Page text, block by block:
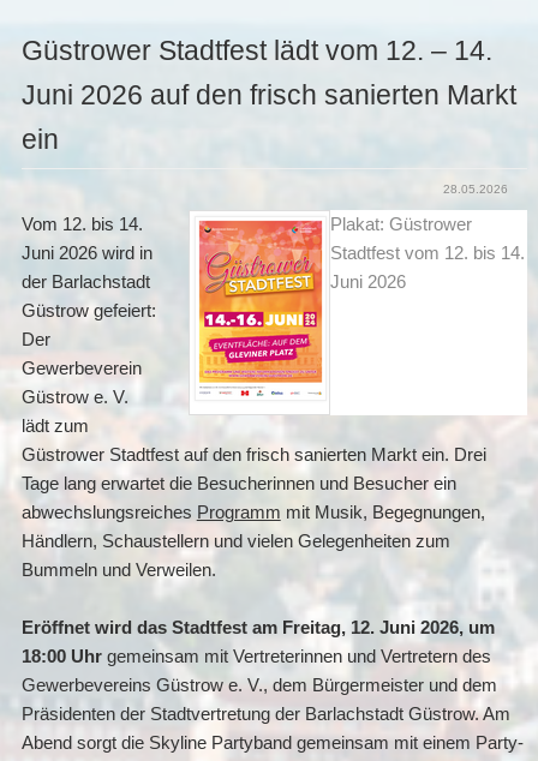
Güstrower Stadtfest lädt vom 12. – 14.
Juni 2026 auf den frisch sanierten Markt
ein
28.05.2026
Plakat: Güstrower
Stadtfest vom 12. bis 14.
Juni 2026
Vom 12. bis 14.
Juni 2026 wird in
der Barlachstadt
Güstrow gefeiert:
Der
Gewerbeverein
Güstrow e. V.
lädt zum
Güstrower Stadtfest auf den frisch sanierten Markt ein. Drei
Tage lang erwartet die Besucherinnen und Besucher ein
abwechslungsreiches Programm mit Musik, Begegnungen,
Händlern, Schaustellern und vielen Gelegenheiten zum
Bummeln und Verweilen.
Eröffnet wird das Stadtfest am Freitag, 12. Juni 2026, um
18:00 Uhr gemeinsam mit Vertreterinnen und Vertretern des
Gewerbevereins Güstrow e. V., dem Bürgermeister und dem
Präsidenten der Stadtvertretung der Barlachstadt Güstrow. Am
Abend sorgt die Skyline Partyband gemeinsam mit einem Party-